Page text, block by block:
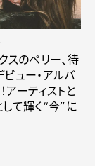
スのペリー、待
ビュー・アルバ
アーティストと
して輝く“今”に